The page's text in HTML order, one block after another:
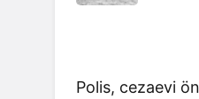
Polis, cezaevi